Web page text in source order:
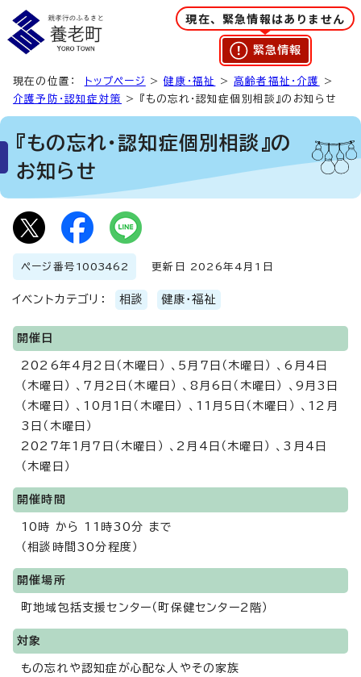
現在、緊急情報はありません
緊急情報
現在の位置： トップページ >健康・福祉 >高齢者福祉・介護
>
介護予防・認知症対策
> 『もの忘れ・認知症個別相談』のお知らせ
『もの忘れ・認知症個別相談』の
お知らせ
ページ番号 1003462 更新日 2026年4月1日
イベントカテゴリ： 相談 健康・福祉
開催日
2026年4月2日（木曜日） 、5月7日（木曜日） 、6月4日
（木曜日） 、7月2日（木曜日） 、8月6日（木曜日） 、9月3日
（木曜日） 、10月1日（木曜日） 、11月5日（木曜日） 、12月
3日（木曜日）
2027年1月7日（木曜日） 、2月4日（木曜日） 、3月4日
（木曜日）
開催時間
10時 から 11時30分 まで
（相談時間30分程度）
開催場所
町地域包括支援センター（町保健センター2階）
対象
もの忘れや認知症が心配な人やその家族